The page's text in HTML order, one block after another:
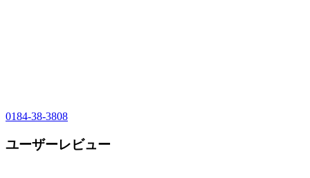
0184-38-3808
ユーザーレビュー